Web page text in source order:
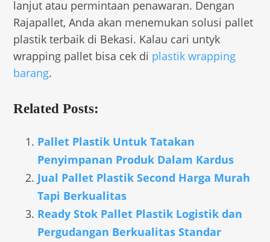
lanjut atau permintaan penawaran. Dengan
Rajapallet, Anda akan menemukan solusi pallet
plastik terbaik di Bekasi. Kalau cari untyk
wrapping pallet bisa cek di plastik wrapping
barang.
Related Posts:
Pallet Plastik Untuk Tatakan
Penyimpanan Produk Dalam Kardus
Jual Pallet Plastik Second Harga Murah
Tapi Berkualitas
Ready Stok Pallet Plastik Logistik dan
Pergudangan Berkualitas Standar